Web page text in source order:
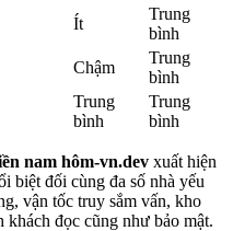
Ít
Trung
bình
Chậm
Trung
bình
Trung
bình
Trung
bình
nam hôm-vn.dev xuất hiện
biệt đối cùng đa số nhà yếu
vận tốc truy sắm vấn, kho
khách đọc cũng như bảo mật.